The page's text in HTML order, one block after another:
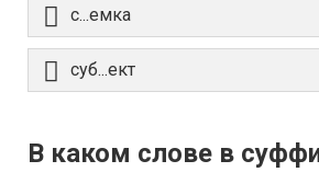
с...емка
суб...ект
В каком слове в